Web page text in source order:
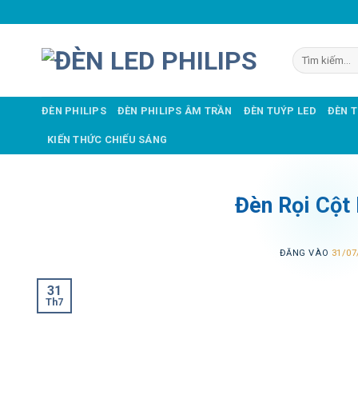
qua
Tìm
kiếm:
ĐÈN PHILIPS ĐÈN PHILIPS ÂM TRẦN ĐÈN TUÝP LED ĐÈN
KIẾN THỨC CHIẾU SÁNG
Đèn Rọi Cột
ĐĂNG VÀO 31/
31
Th7